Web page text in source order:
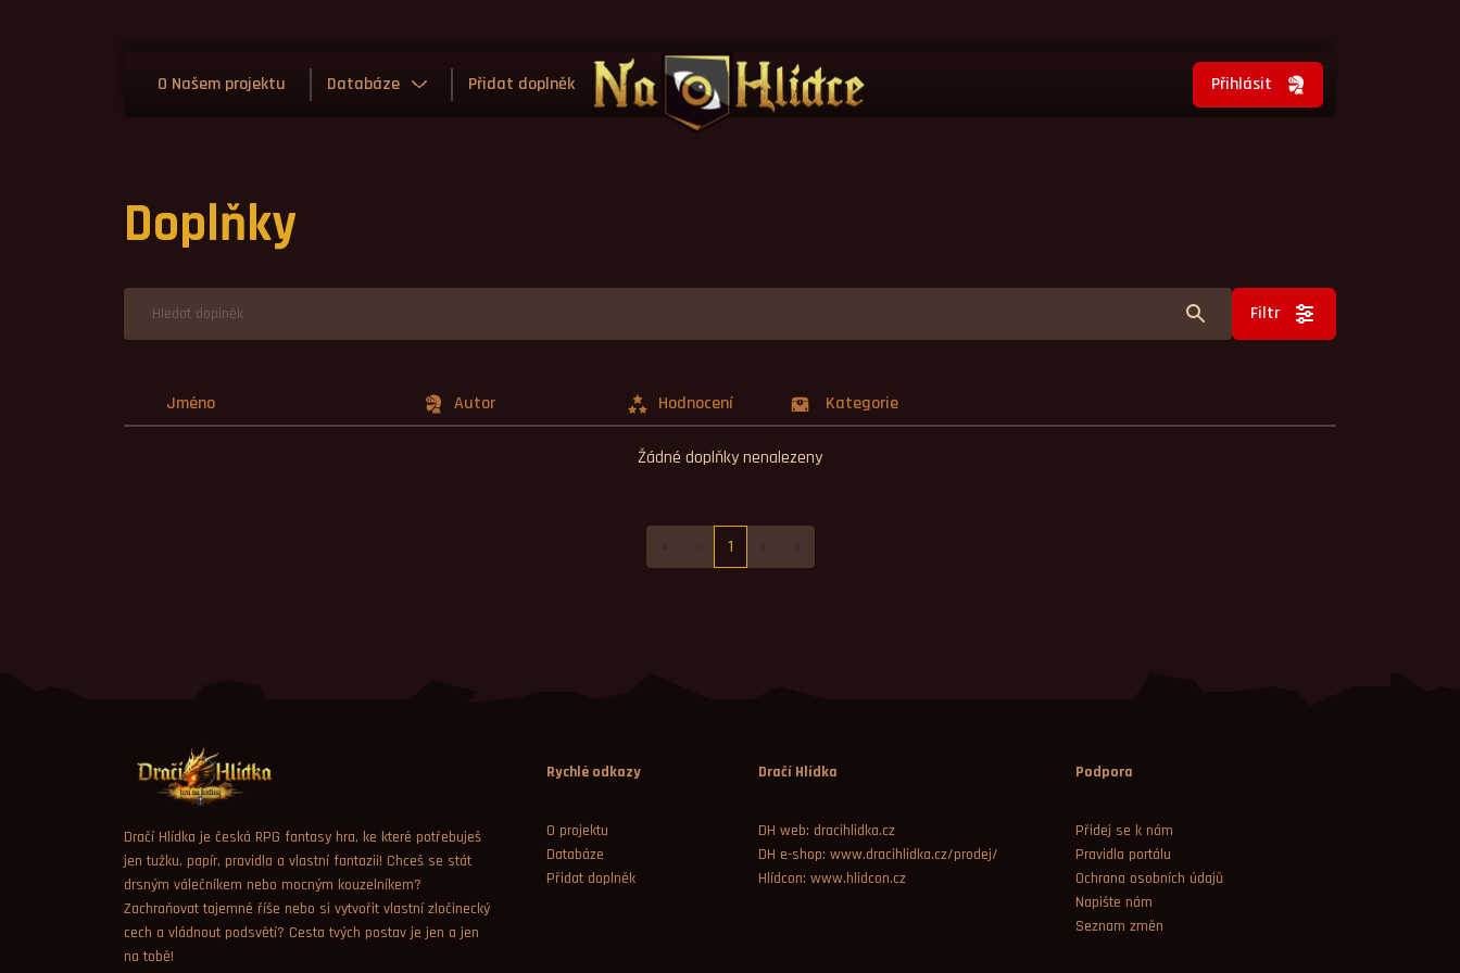
O Našem projektu Databáze Přidat doplněk Přihlásit
Doplňky
Filtr
Jméno Autor Hodnocení Kategorie
Žádné doplňky nenalezeny
1
Dračí Hlídka je česká RPG fantasy hra, ke které potřebuješ
jen tužku, papír, pravidla a vlastní fantazii! Chceš se stát
drsným válečníkem nebo mocným kouzelníkem?
Zachraňovat tajemné říše nebo si vytvořit vlastní zločinecký
cech a vládnout podsvětí? Cesta tvých postav je jen a jen
na tobě!
Rychlé odkazy
O projektu
Databáze
Přidat doplněk
Dračí Hlídka
DH web: dracihlidka.cz
DH e-shop: www.dracihlidka.cz/prodej/
Hlídcon: www.hlidcon.cz
Podpora
Přidej se k nám
Pravidla portálu
Ochrana osobních údajů
Napište nám
Seznam změn